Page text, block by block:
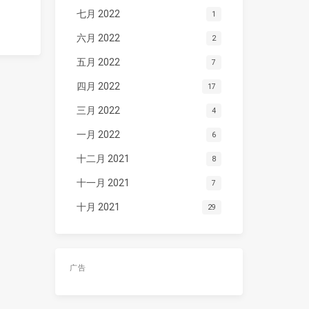
七月 2022 1
六月 2022 2
五月 2022 7
四月 2022 17
三月 2022 4
一月 2022 6
十二月 2021 8
十一月 2021 7
十月 2021 29
广告